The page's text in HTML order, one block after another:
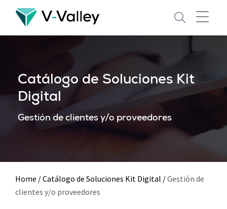
Skip
main
Catálogo de Soluciones Kit
Digital
Gestión de clientes y/o proveedores
Home /Catálogo de Soluciones Kit Digital /Gestión de
clientes y/o proveedores